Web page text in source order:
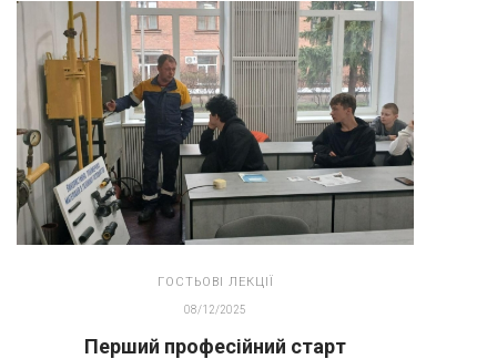
ГОСТЬОВІ ЛЕКЦІЇ
08/12/2025
Перший професійний старт